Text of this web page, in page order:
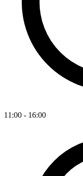
11:00 - 16:00